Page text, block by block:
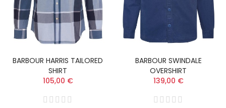
BARBOUR HARRIS TAILORED
SHIRT
105,00 €
BARBOUR SWINDALE
OVERSHIRT
139,00 €